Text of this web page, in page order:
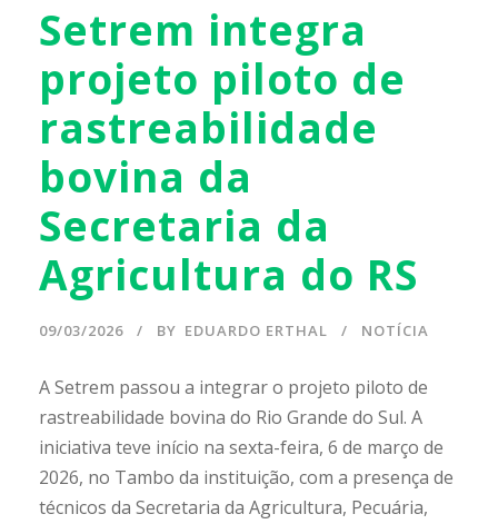
Setrem integra
projeto piloto de
rastreabilidade
bovina da
Secretaria da
Agricultura do RS
09/03/2026 BY EDUARDO ERTHAL NOTÍCIA
A Setrem passou a integrar o projeto piloto de
rastreabilidade bovina do Rio Grande do Sul. A
iniciativa teve início na sexta-feira, 6 de março de
2026, no Tambo da instituição, com a presença de
técnicos da Secretaria da Agricultura, Pecuária,